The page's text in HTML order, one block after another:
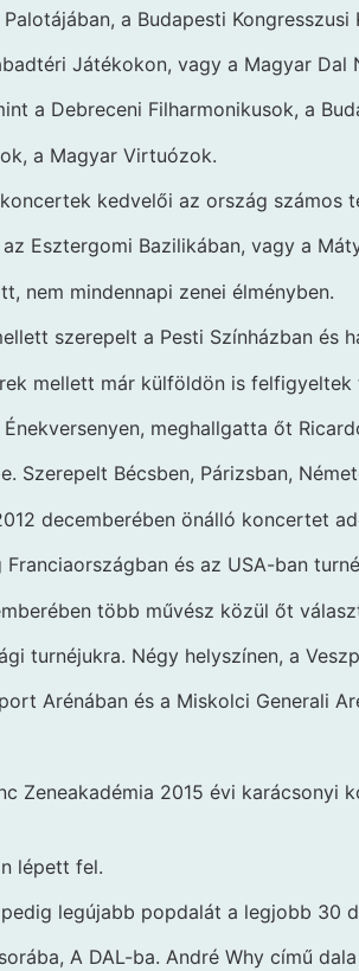
a Budapesti
Játékokon, vagy a Magyar
a Debreceni Filharmonikusok, a
a Magyar Virtuózok.
kedvelői az ország számos
az Esztergomi Bazilikában, vagy a
nem mindennapi zenei élményben.
szerepelt a Pesti Színházban és
mellett már külföldön is
meghallgatta őt
Szerepelt Bécsben, Párizsban,
decemberében önálló koncertet
Franciaországban és az USA-ban
több művész közül őt
turnéjukra. Négy helyszínen, a
Arénában és a Miskolci Generali
Zeneakadémia 2015 évi karácsonyi
lépett fel.
legújabb popdalát a legjobb 30
A DAL-ba. André Why című